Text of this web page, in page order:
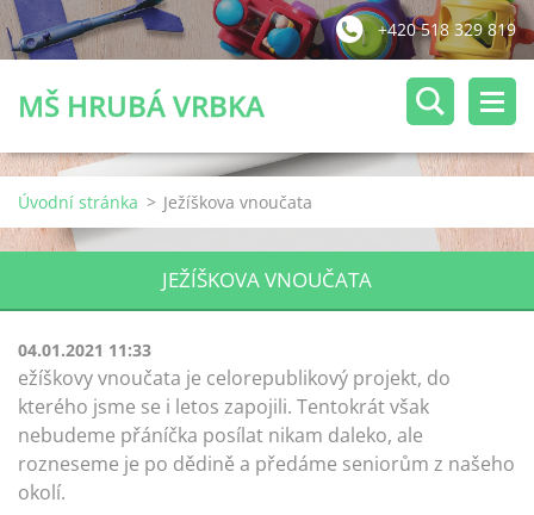
+420 518 329 819
MŠ HRUBÁ VRBKA
Úvodní stránka > Ježíškova vnoučata
JEŽÍŠKOVA VNOUČATA
04.01.2021 11:33
ežíškovy vnoučata je celorepublikový projekt, do
kterého jsme se i letos zapojili. Tentokrát však
nebudeme přáníčka posílat nikam daleko, ale
rozneseme je po dědině a předáme seniorům z našeho
okolí.